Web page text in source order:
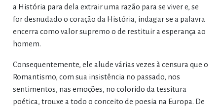
a História para dela extrair uma razão para se viver e, se
for desnudado o coração da História, indagar se a palavra
encerra como valor supremo o de restituir a esperança ao
homem.
Consequentemente, ele alude várias vezes à censura que o
Romantismo, com sua insistência no passado, nos
sentimentos, nas emoções, no colorido da tessitura
poética, trouxe a todo o conceito de poesia na Europa. De